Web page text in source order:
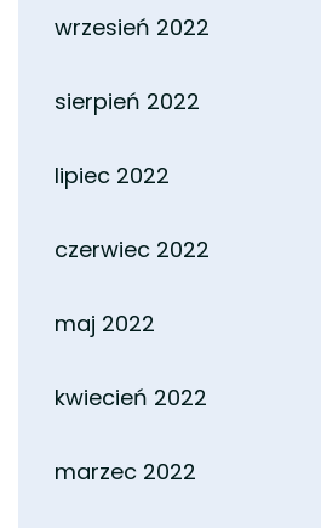
wrzesień 2022
sierpień 2022
lipiec 2022
czerwiec 2022
maj 2022
kwiecień 2022
marzec 2022